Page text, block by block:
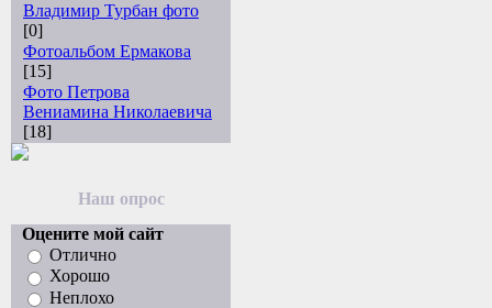
Владимир Турбан фото
[0]
Фотоальбом Ермакова
[15]
Фото Петрова
Вениамина Николаевича
[18]
Наш опрос
Оцените мой сайт
Отлично
Хорошо
Неплохо